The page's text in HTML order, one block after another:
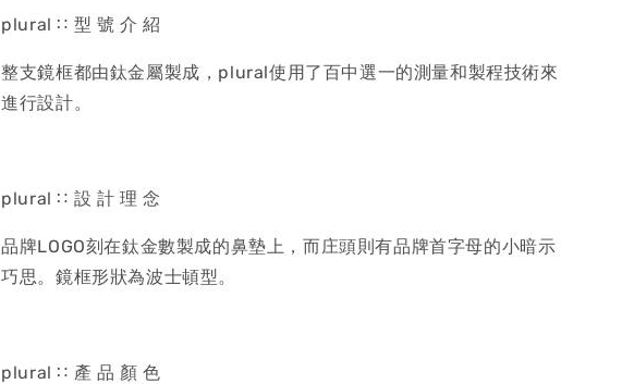
plural ∷ 型 號 介 紹
整支鏡框都由鈦金屬製成，plural使用了百中選一的測量和製程技術來
進行設計。
plural ∷ 設 計 理 念
品牌LOGO刻在鈦金數製成的鼻墊上，而庄頭則有品牌首字母的小暗示
巧思。鏡框形狀為波士頓型。
plural ∷ 產 品 顏 色